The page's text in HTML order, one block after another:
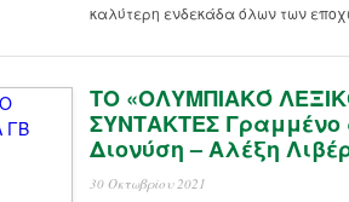
καλύτερη ενδεκάδα όλων των
ΤΟ «ΟΛΥΜΠΙΑΚΌ
ΣΥΝΤΑΚΤΕΣ Γραμμένο
Διονύση – Αλέξη
30 Οκτωβρίου 2021